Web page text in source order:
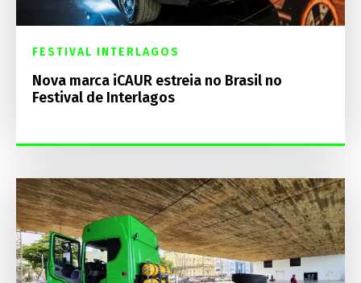
FESTIVAL INTERLAGOS
Nova marca iCAUR estreia no Brasil no
Festival de Interlagos